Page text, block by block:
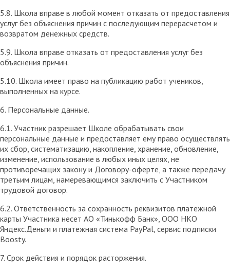
5.8. Школа вправе в любой момент отказать от предоставления
услуг без объяснения причин с последующим перерасчетом и
возвратом денежных средств.
5.9. Школа вправе отказать от предоставления услуг без
объяснения причин.
5.10. Школа имеет право на публикацию работ учеников,
выполненных на курсе.
6. Персональные данные.
6.1. Участник разрешает Школе обрабатывать свои
персональные данные и предоставляет ему право осуществлять
их сбор, систематизацию, накопление, хранение, обновление,
изменение, использование в любых иных целях, не
противоречащих закону и Договору-оферте, а также передачу
третьим лицам, намеревающимся заключить с Участником
трудовой договор.
6.2. Ответственность за сохранность реквизитов платежной
карты Участника несет АО «Тинькофф Банк», ООО НКО
Яндекс.Деньги и платежная система PayPal, сервис подписки
Boosty.
7. Срок действия и порядок расторжения.